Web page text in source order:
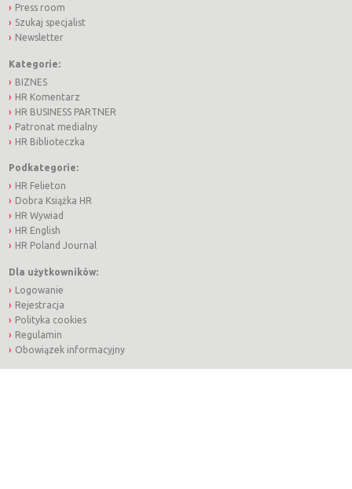
Press room
Szukaj specjalist
Newsletter
Kategorie:
BIZNES
HR Komentarz
HR BUSINESS PARTNER
Patronat medialny
HR Biblioteczka
Podkategorie:
HR Felieton
Dobra Książka HR
HR Wywiad
HR English
HR Poland Journal
Dla użytkowników:
Logowanie
Rejestracja
Polityka cookies
Regulamin
Obowiązek informacyjny